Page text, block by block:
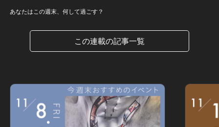
あなたはこの週末、何して過ごす？
この連載の記事一覧